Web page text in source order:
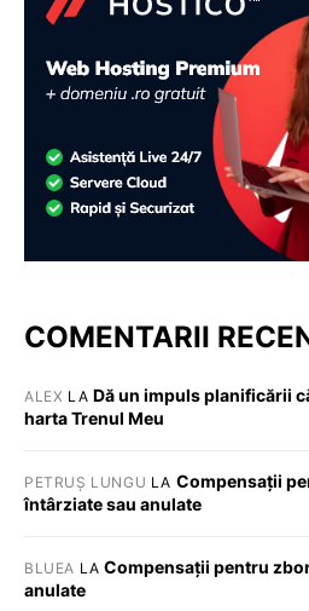
COMENTARII
ALEX LA Dă un impuls planificării
harta Trenul Meu
PETRUȘ LUNGU LA Compensații
întârziate sau anulate
BLUEA LACompensații pentru
anulate